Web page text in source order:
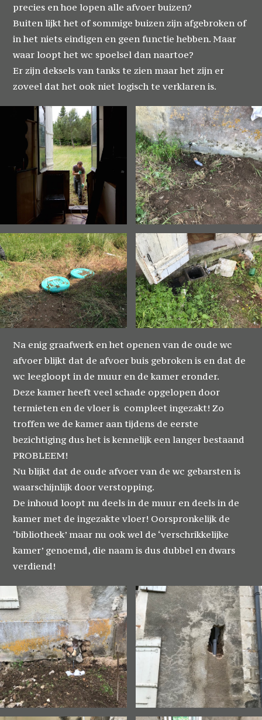
precies en hoe lopen alle afvoer buizen?
Buiten lijkt het of sommige buizen zijn afgebroken of
in het niets eindigen en geen functie hebben. Maar
waar loopt het wc spoelsel dan naartoe?
Er zijn deksels van tanks te zien maar het zijn er
zoveel dat het ook niet logisch te verklaren is.
Na enig graafwerk en het openen van de oude wc
afvoer blijkt dat de afvoer buis gebroken is en dat de
wc leegloopt in de muur en de kamer eronder.
Deze kamer heeft veel schade opgelopen door
termieten en de vloer is compleet ingezakt! Zo
troffen we de kamer aan tijdens de eerste
bezichtiging dus het is kennelijk een langer bestaand
PROBLEEM!
Nu blijkt dat de oude afvoer van de wc gebarsten is
waarschijnlijk door verstopping.
De inhoud loopt nu deels in de muur en deels in de
kamer met de ingezakte vloer! Oorspronkelijk de
‘bibliotheek’ maar nu ook wel de ‘verschrikkelijke
kamer’ genoemd, die naam is dus dubbel en dwars
verdiend!